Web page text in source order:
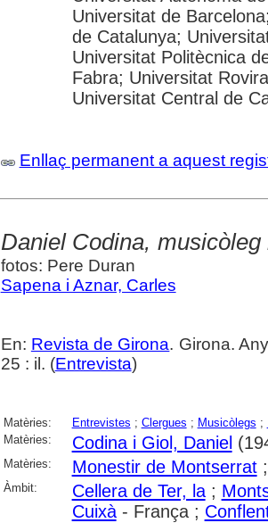
Universitat de
de Catalunya;
Universitat Politècnica
Fabra; Universitat
Universitat Central de
Enllaç permanent a aquest
Daniel Codina,
fotos: Pere Duran
Sapena i Aznar, Carles
En: Revista de Girona. Girona.
25 : il. (Entrevista)
Matèries: Entrevistes ; Clergues ; Musicòlegs ;
Matèries:
Codina i Giol, Daniel
Matèries: Monestir de Montserrat
Àmbit: Cellera de Ter, la;
Cuixà- França ;